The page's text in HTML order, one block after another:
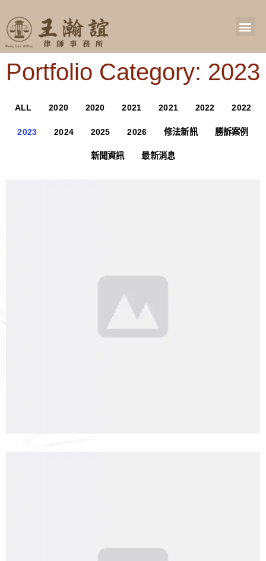
Portfolio Category: 2023
ALL 2020 2020 2021 2021 2022 2022
2023 2024 2025 2026 修法新訊 勝訴案例
新聞資訊 最新消息